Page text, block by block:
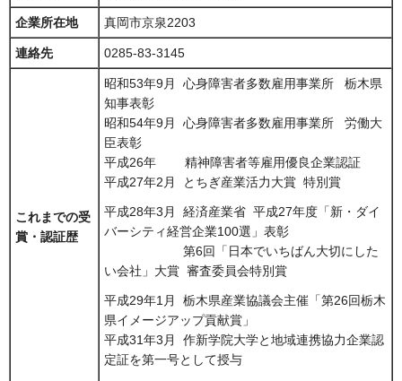
企業所在地 真岡市京泉2203
連絡先 0285-83-3145
これまでの受
賞・認証歴
昭和53年9月 心身障害者多数雇用事業所 栃木県
知事表彰
昭和54年9月 心身障害者多数雇用事業所 労働大
臣表彰
平成26年 精神障害者等雇用優良企業認証
平成27年2月 とちぎ産業活力大賞 特別賞
平成28年3月 経済産業省 平成27年度「新・ダイ
バーシティ経営企業100選」表彰
第6回「日本でいちばん大切にした
い会社」大賞 審査委員会特別賞
平成29年1月 栃木県産業協議会主催「第26回栃木
県イメージアップ貢献賞」
平成31年3月 作新学院大学と地域連携協力企業認
定証を第一号として授与